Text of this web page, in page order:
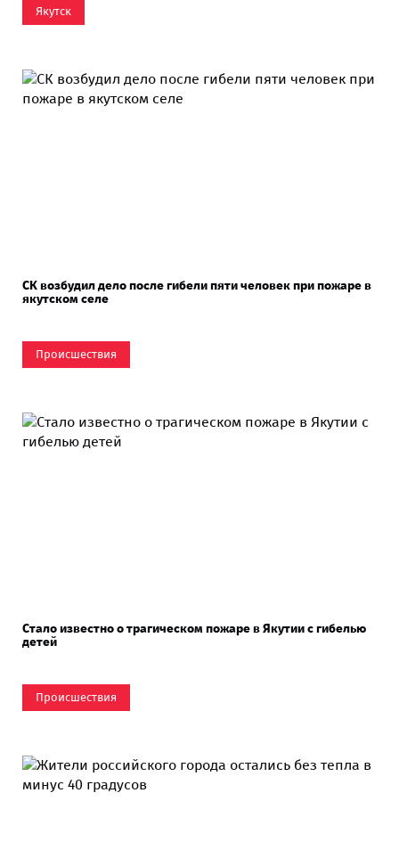
Якутск
СК возбудил дело после гибели пяти человек при пожаре в
якутском селе
Происшествия
Стало известно о трагическом пожаре в Якутии с гибелью
детей
Происшествия